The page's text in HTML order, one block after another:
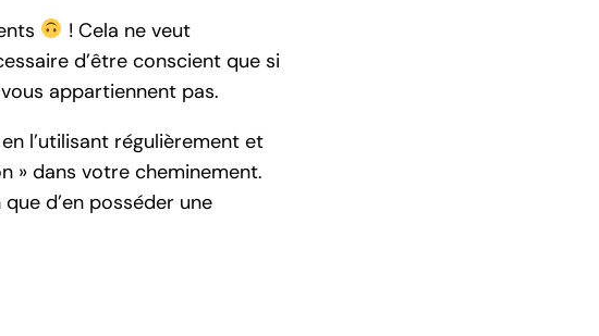
! Cela ne veut
d’être conscient que si
appartiennent pas.
l’utilisant régulièrement et
» dans votre cheminement.
d’en posséder une